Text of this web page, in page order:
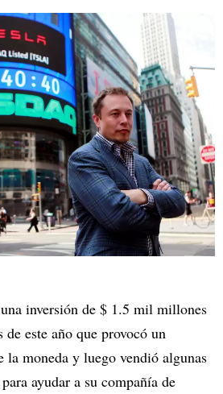
inversión de $ 1.5 mil millones
este año que provocó un
la moneda y luego vendió algunas
ayudar a su compañía de